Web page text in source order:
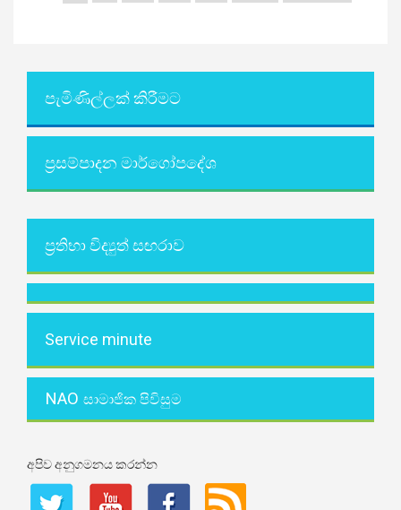
පැමිණිල්ලක් කිරීමට
ප්‍රසම්පාදන මාර්ගෝපදේශ
ප්‍රතිභා විද්‍යුත් සඟරාව
Service minute
NAO සාමාජික පිවිසුම
අපිව අනුගමනය කරන්න